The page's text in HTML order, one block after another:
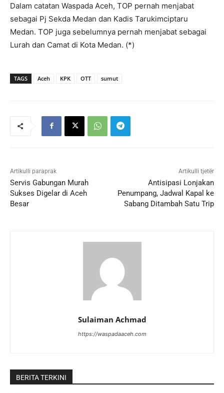
Dalam catatan Waspada Aceh, TOP pernah menjabat
sebagai Pj Sekda Medan dan Kadis Tarukimciptaru
Medan. TOP juga sebelumnya pernah menjabat sebagai
Lurah dan Camat di Kota Medan. (*)
TAGS Aceh KPK OTT sumut
Artikulli paraprak
Servis Gabungan Murah
Sukses Digelar di Aceh
Besar
Artikulli tjetër
Antisipasi Lonjakan
Penumpang, Jadwal Kapal ke
Sabang Ditambah Satu Trip
Sulaiman Achmad
https://waspadaaceh.com
BERITA TERKINI